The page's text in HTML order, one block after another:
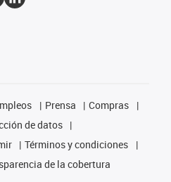
Prensa
Compras
de datos
Términos y condiciones
de la cobertura